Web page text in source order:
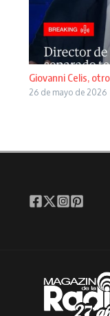
Giovanni Celis,
26 de mayo de 2026